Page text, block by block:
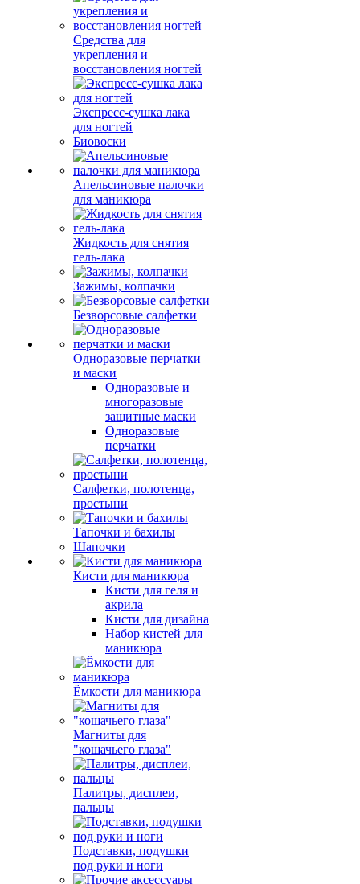
Средства для
укрепления и
восстановления ногтей
Экспресс-сушка лака
для ногтей
Биовоски
Апельсиновые палочки
для маникюра
Жидкость для снятия
гель-лака
Зажимы, колпачки
Безворсовые салфетки
Одноразовые перчатки
и маски
Одноразовые и
многоразовые
защитные маски
Одноразовые
перчатки
Салфетки, полотенца,
простыни
Тапочки и бахилы
Шапочки
Кисти для маникюра
Кисти для геля и
акрила
Кисти для дизайна
Набор кистей для
маникюра
Ёмкости для маникюра
Магниты для
"кошачьего глаза"
Палитры, дисплеи,
пальцы
Подставки, подушки
под руки и ноги